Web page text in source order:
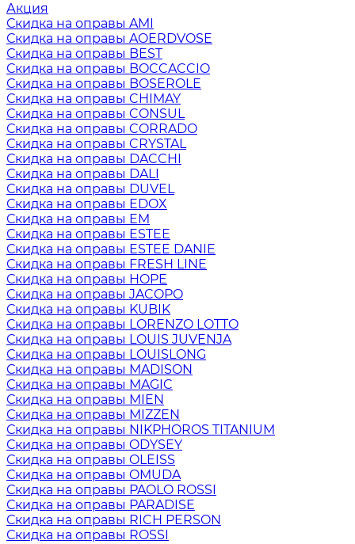
Акция
Скидка на оправы AMI
Скидка на оправы AOERDVOSE
Скидка на оправы BEST
Скидка на оправы BOCCACCIO
Скидка на оправы BOSEROLE
Скидка на оправы CHIMAY
Скидка на оправы CONSUL
Скидка на оправы CORRADO
Скидка на оправы CRYSTAL
Скидка на оправы DACCHI
Скидка на оправы DALI
Скидка на оправы DUVEL
Скидка на оправы EDOX
Скидка на оправы EM
Скидка на оправы ESTEE
Скидка на оправы ESTEE DANIE
Скидка на оправы FRESH LINE
Скидка на оправы HOPE
Скидка на оправы JACOPO
Скидка на оправы KUBIK
Скидка на оправы LORENZO LOTTO
Скидка на оправы LOUIS JUVENJA
Скидка на оправы LOUISLONG
Скидка на оправы MADISON
Скидка на оправы MAGIC
Скидка на оправы MIEN
Скидка на оправы MIZZEN
Скидка на оправы NIKPHOROS TITANIUM
Скидка на оправы ODYSEY
Скидка на оправы OLEISS
Скидка на оправы OMUDA
Скидка на оправы PAOLO ROSSI
Скидка на оправы PARADISE
Скидка на оправы RICH PERSON
Скидка на оправы ROSSI